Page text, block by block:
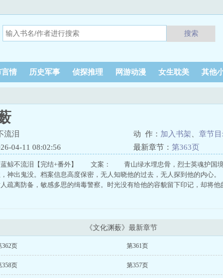
搜索
言情 历史军事 侦探推理 网游动漫 女生耽美 其他
流泪 动 作： 加入书架 章节
04-11 08:02:56
最新章节： 第363页
蓝鲸不流泪【完结+番外】 文案： 青山绿水埋忠骨，烈士英魂护
神出鬼没。档案信息高度保密，无人知晓他的过去，无人探到他的内
疏离防备，敏感多思的缉毒警察。时光没有给他的容貌留下印记，却将他
《文化渊薮》最新章节
362页 第361页
358页 第357页